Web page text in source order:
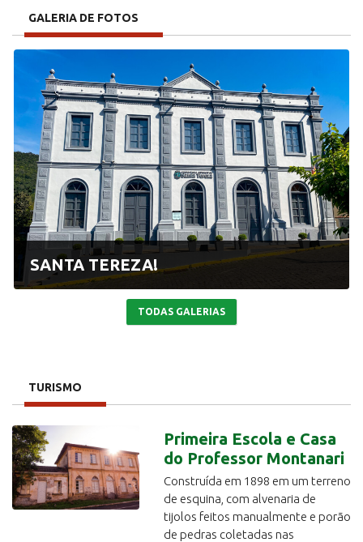
GALERIA DE FOTOS
SANTA TEREZA!
TODAS GALERIAS
TURISMO
Primeira Escola e Casa
do Professor Montanari
Construída em 1898 em um terreno
de esquina, com alvenaria de
tijolos feitos manualmente e porão
de pedras coletadas nas